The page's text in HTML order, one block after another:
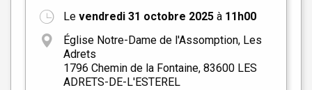
Le vendredi 31 octobre 2025 à 11h00
Église Notre-Dame de l'Assomption, Les
Adrets
1796 Chemin de la Fontaine, 83600 LES
ADRETS-DE-L'ESTEREL